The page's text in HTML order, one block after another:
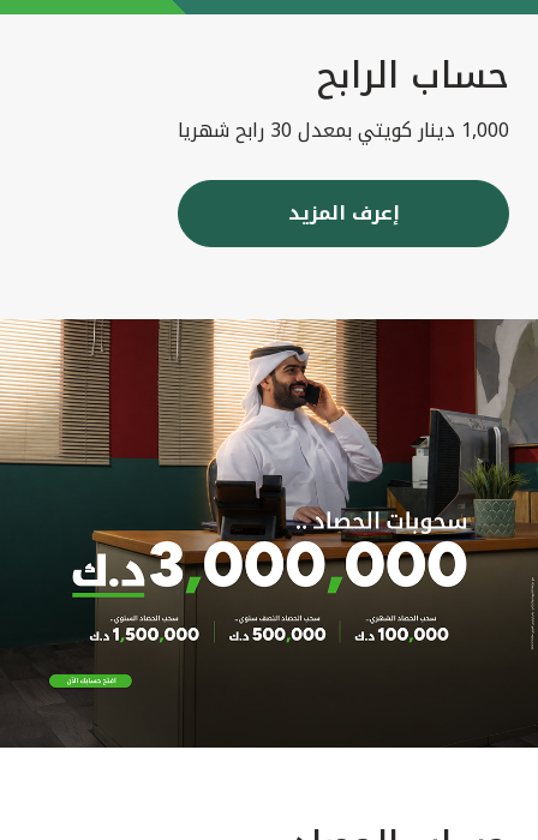
حساب الرابح
1,000 دينار كويتي بمعدل 30 رابح شهريا
إعرف المزيد